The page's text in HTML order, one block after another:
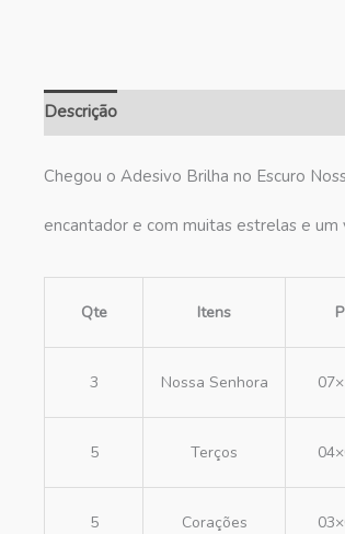
Descrição
Chegou o Adesivo Brilha no Escuro
encantador e com muitas estrelas e um
Qte Itens P
3 Nossa Senhora
5 Terços
5 Corações